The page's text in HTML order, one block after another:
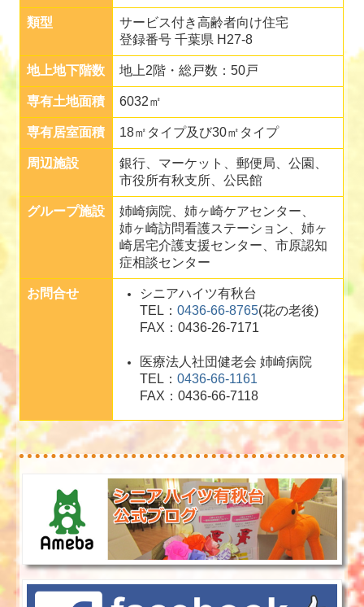
類型
サービス付き高齢者向け住宅
登録番号 千葉県 H27-8
地上地下階数 地上2階・総戸数：50戸
専有土地面積 6032㎡
専有居室面積 18㎡タイプ及び30㎡タイプ
周辺施設
銀行、マーケット、郵便局、公園、
市役所有秋支所、公民館
グループ施設
姉崎病院、姉ヶ崎ケアセンター、
姉ヶ崎訪問看護ステーション、姉ヶ
崎居宅介護支援センター、市原認知
症相談センター
お問合せ
シニアハイツ有秋台
TEL：0436-66-8765(花の老後)
FAX：0436-26-7171
医療法人社団健老会 姉崎病院
TEL：0436-66-1161
FAX：0436-66-7118